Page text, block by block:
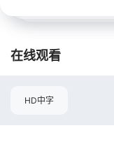
在线观看
HD中字